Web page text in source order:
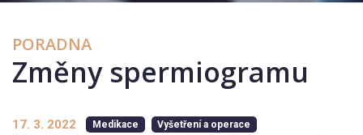
PORADNA
Změny spermiogramu
17. 3. 2022 Medikace Vyšetření a operace